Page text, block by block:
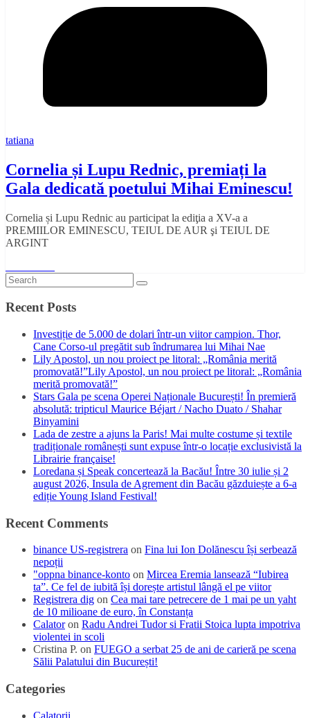
tatiana
Cornelia și Lupu Rednic, premiați la
Gala dedicată poetului Mihai Eminescu!
Cornelia și Lupu Rednic au participat la ediţia a XV-a a
PREMIILOR EMINESCU, TEIUL DE AUR şi TEIUL DE
ARGINT
Recent Posts
Investiție de 5.000 de dolari într-un viitor campion. Thor,
Cane Corso-ul pregătit sub îndrumarea lui Mihai Nae
Lily Apostol, un nou proiect pe litoral: „România merită
promovată!”Lily Apostol, un nou proiect pe litoral: „România
merită promovată!”
Stars Gala pe scena Operei Naționale București! În premieră
absolută: tripticul Maurice Béjart / Nacho Duato / Shahar
Binyamini
Lada de zestre a ajuns la Paris! Mai multe costume și textile
tradiționale românești sunt expuse într-o locație exclusivistă la
Librairie française!
Loredana și Speak concertează la Bacău! Între 30 iulie și 2
august 2026, Insula de Agrement din Bacău găzduiește a 6-a
ediție Young Island Festival!
Recent Comments
binance US-registrera on Fina lui Ion Dolănescu își serbează
nepoții
"oppna binance-konto on Mircea Eremia lansează “Iubirea
ta”. Ce fel de iubită își dorește artistul lângă el pe viitor
Registrera dig on Cea mai tare petrecere de 1 mai pe un yaht
de 10 milioane de euro, în Constanța
Calatoron Radu Andrei Tudor si Fratii Stoica lupta impotriva
violentei in scoli
Cristina P. on FUEGO a serbat 25 de ani de carieră pe scena
Sălii Palatului din București!
Categories
Calatorii